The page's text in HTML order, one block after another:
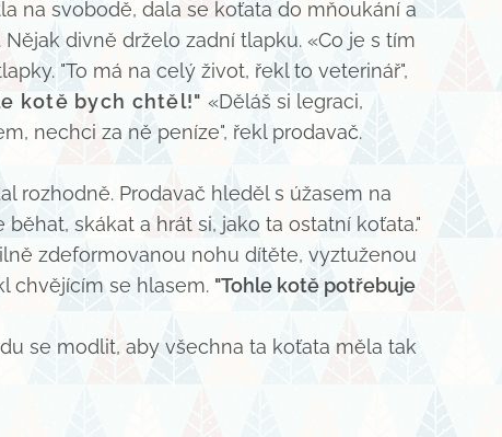
na svobodě, dala se koťata do mňoukání a
divně drželo zadní tlapku. «Co je s tím
"To má na celý život, řekl to veterinář",
kotě bych chtěl!" «Děláš si legraci,
nechci za ně peníze", řekl prodavač.
rozhodně. Prodavač hleděl s úžasem na
skákat a hrát si, jako ta ostatní koťata."
zdeformovanou nohu dítěte, vyztuženou
chvějícím se hlasem. "Tohle kotě potřebuje
se modlit, aby všechna ta koťata měla tak